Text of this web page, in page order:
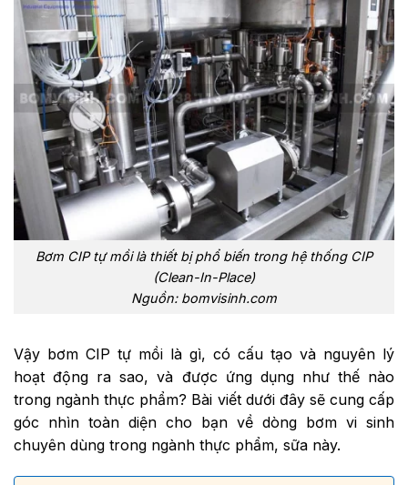
Bơm CIP tự mồi là thiết bị phổ biến trong hệ thống CIP
(Clean-In-Place)
Nguồn: bomvisinh.com
Vậy bơm CIP tự mồi là gì, có cấu tạo và nguyên lý
hoạt động ra sao, và được ứng dụng như thế nào
trong ngành thực phẩm? Bài viết dưới đây sẽ cung cấp
góc nhìn toàn diện cho bạn về dòng bơm vi sinh
chuyên dùng trong ngành thực phẩm, sữa này.